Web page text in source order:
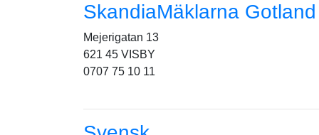
SkandiaMäklarna Gotland
Mejerigatan 13
621 45 VISBY
0707 75 10 11